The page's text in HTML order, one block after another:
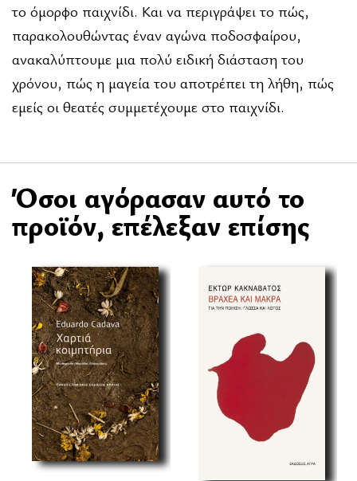
το όµορφο παιχνίδι. Και να περιγράψει το πώς,
παρακολουθώντας έναν αγώνα ποδοσφαίρου,
ανακαλύπτουµε µια πολύ ειδική διάσταση του
χρόνου, πώς η µαγεία του αποτρέπει τη λήθη, πώς
εµείς οι θεατές συµµετέχουµε στο παιχνίδι.
Όσοι αγόρασαν αυτό το
προϊόν, επέλεξαν επίσης